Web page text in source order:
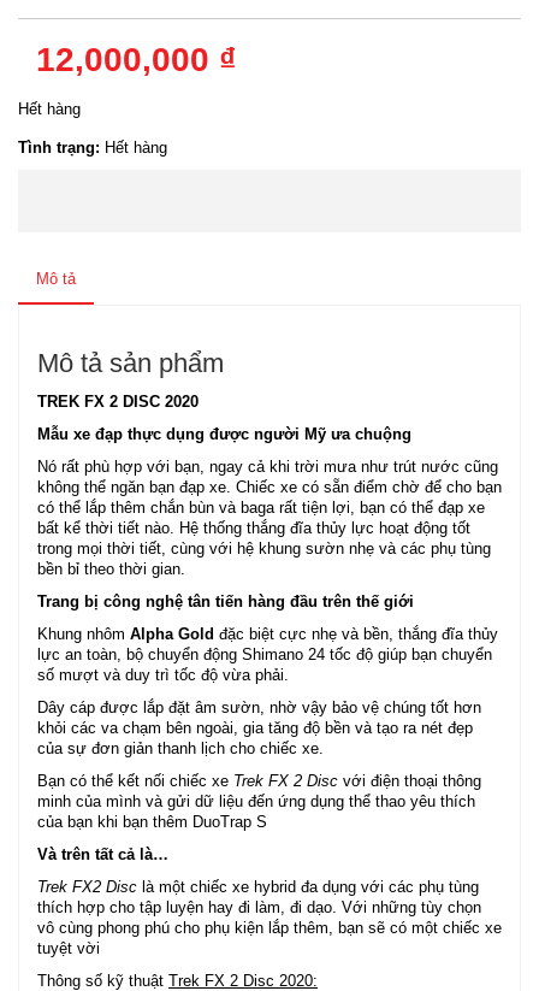
12,000,000 ₫
Hết hàng
Tình trạng: Hết hàng
Mô tả
Mô tả sản phẩm
TREK FX 2 DISC 2020
Mẫu xe đạp thực dụng được người Mỹ ưa chuộng
Nó rất phù hợp với bạn, ngay cả khi trời mưa như trút nước cũng
không thể ngăn bạn đạp xe. Chiếc xe có sẵn điểm chờ để cho bạn
có thể lắp thêm chắn bùn và baga rất tiện lợi, bạn có thể đạp xe
bất kể thời tiết nào. Hệ thống thắng đĩa thủy lực hoạt động tốt
trong mọi thời tiết, cùng với hệ khung sườn nhẹ và các phụ tùng
bền bỉ theo thời gian.
Trang bị công nghệ tân tiến hàng đầu trên thế giới
Khung nhôm Alpha Gold đặc biệt cực nhẹ và bền, thắng đĩa thủy
lực an toàn, bộ chuyển động Shimano 24 tốc độ giúp bạn chuyển
số mượt và duy trì tốc độ vừa phải.
Dây cáp được lắp đặt âm sườn, nhờ vậy bảo vệ chúng tốt hơn
khỏi các va chạm bên ngoài, gia tăng độ bền và tạo ra nét đẹp
của sự đơn giản thanh lịch cho chiếc xe.
Bạn có thể kết nối chiếc xe Trek FX 2 Disc với điện thoại thông
minh của mình và gửi dữ liệu đến ứng dụng thể thao yêu thích
của bạn khi bạn thêm DuoTrap S
Và trên tất cả là…
Trek FX2 Disc là một chiếc xe hybrid đa dụng với các phụ tùng
thích hợp cho tập luyện hay đi làm, đi dạo. Với những tùy chọn
vô cùng phong phú cho phụ kiện lắp thêm, bạn sẽ có một chiếc xe
tuyệt vời
Thông số kỹ thuật Trek FX 2 Disc 2020: